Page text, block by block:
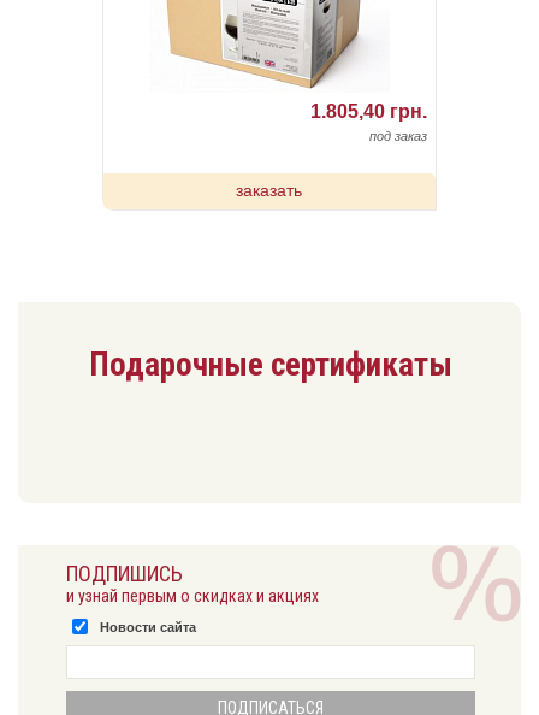
1.805,40 грн.
под заказ
заказать
Подарочные сертификаты
ПОДПИШИСЬ
и узнай первым о скидках и акциях
Новости сайта